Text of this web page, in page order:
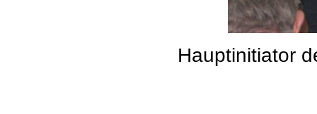
Hauptinitiator